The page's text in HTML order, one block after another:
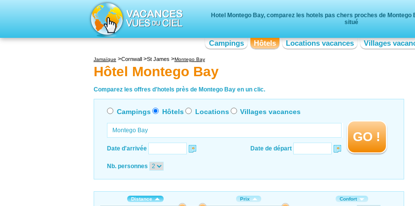
Hotel Montego Bay, comparez les hotels pas chers proches de Montego
situé
Campings Hôtels Locations vacances Villages
Jamaïque Cornwall St James Montego Bay
Hôtel Montego Bay
Comparez les offres d'hotels près de Montego Bay en un clic.
Campings Hôtels Locations Villages vacances
Date d'arrivée Date de départ
GO !
Nb. personnes
Distance Prix Confort